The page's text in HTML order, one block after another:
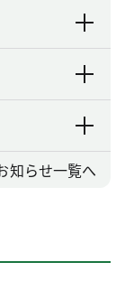
知らせ一覧へ